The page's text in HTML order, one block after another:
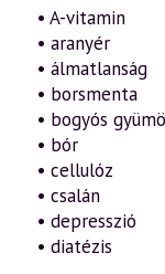
–
„A-
Cs
pótlás”
(2004.09.24.)
mennyiség
• A-vitamin
• aranyér
• álmatlanság
• borsmenta
• bogyós
• bór
• cellulóz
• csalán
• depresszió
• diatézis